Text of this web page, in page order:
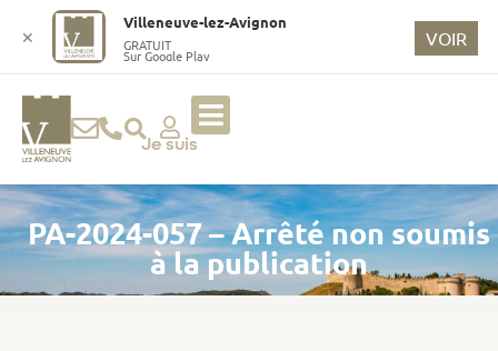
ri
n
ci
Je suis
PA-2024-057 – Arrêté non soumis
à la publication
✕
Villeneuve-lez-Avignon
GRATUIT
Sur Google Play
VOIR